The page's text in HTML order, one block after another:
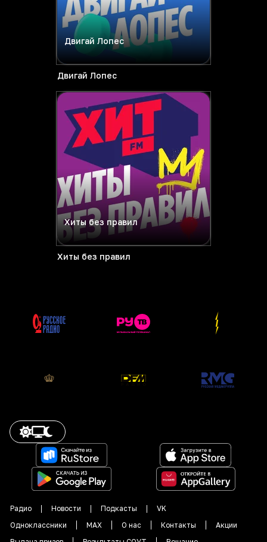
Двигай Лопес
Двигай Лопес
Хиты без правил
Хиты без правил
Радио Новости Подкасты
VK
Одноклассники
MAX О нас Контакты
Акции